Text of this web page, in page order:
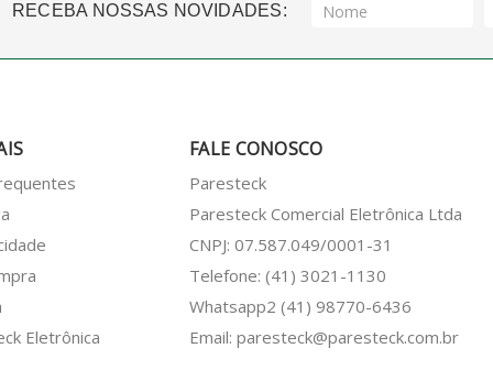
RECEBA NOSSAS NOVIDADES:
Eletrônica
FALE CONOSCO
Paresteck
Paresteck Comercial Eletrônica Ltda
CNPJ: 07.587.049/0001-31
Telefone: (41) 3021-1130
Whatsapp2 (41) 98770-6436
Email: paresteck@paresteck.com.br